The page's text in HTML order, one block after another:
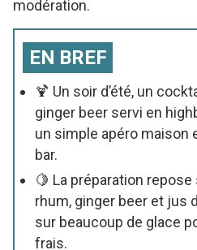
modération.
EN BREF
🍹 Un soir d’été, un
ginger beer servi en
un simple apéro maison
bar.
🍋 La préparation
rhum, ginger beer et jus
sur beaucoup de glace
frais.